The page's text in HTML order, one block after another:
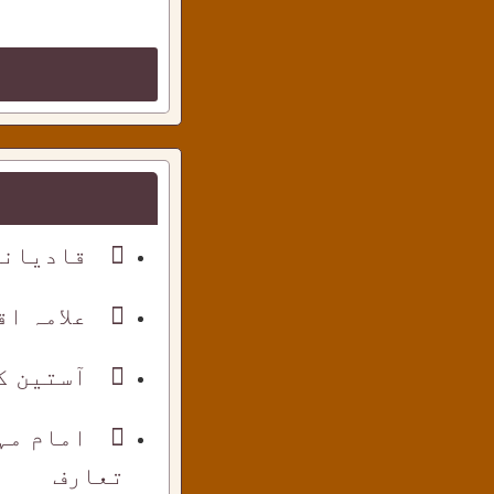
علامہ
آستین
امام
تعارف